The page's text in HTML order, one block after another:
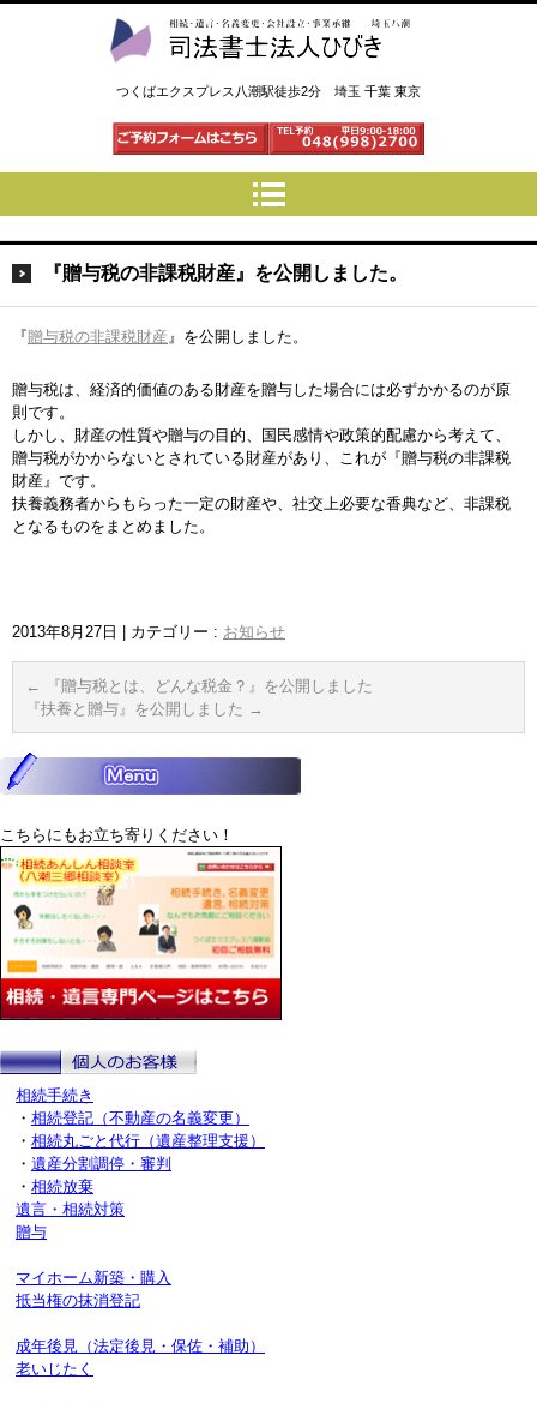
司法書士法人ひびき 八潮三郷
つくばエクスプレス八潮駅徒歩2分 埼玉 千葉 東京
『贈与税の非課税財産』を公開しました。
『 贈与税の非課税財産』を公開しました。
贈与税は、経済的価値のある財産を贈与した場合には必ずかかるのが原
則です。
しかし、財産の性質や贈与の目的、国民感情や政策的配慮から考えて、
贈与税がかからないとされている財産があり、これが『贈与税の非課税
財産』です。
扶養義務者からもらった一定の財産や、社交上必要な香典など、非課税
となるものをまとめました。
2013年8月27日 カテゴリー : お知らせ
←
『贈与税とは、どんな税金？』を公開しました
『扶養と贈与』を公開しました →
こちらにもお立ち寄りください！
相続手続き
・ 相続登記（不動産の名義変更）
・ 相続丸ごと代行（遺産整理支援）
・ 遺産分割調停・審判
・ 相続放棄
遺言・相続対策
贈与
マイホーム新築・購入
抵当権の抹消登記
成年後見（法定後見・保佐・補助）
老いじたく